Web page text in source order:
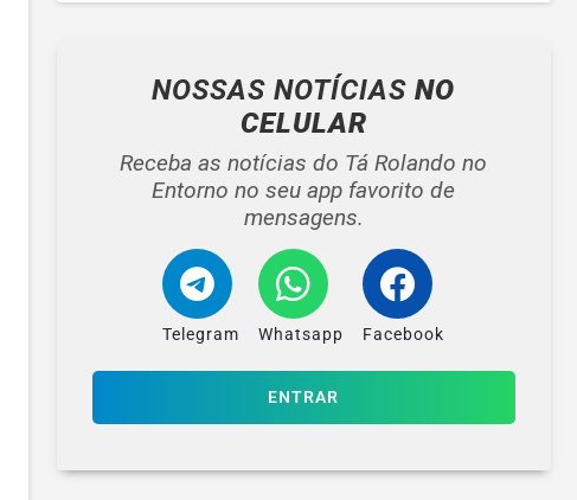
NOSSAS NOTÍCIASNO
CELULAR
Receba as notícias do Tá Rolando no
Entorno no seu app favorito de
mensagens.
Telegram Whatsapp Facebook
ENTRAR